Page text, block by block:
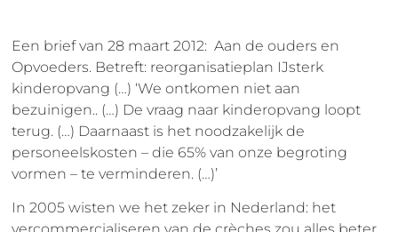
Een brief van 28 maart 2012: Aan de ouders en
Opvoeders. Betreft: reorganisatieplan IJsterk
kinderopvang (…) ‘We ontkomen niet aan
bezuinigen.. (…) De vraag naar kinderopvang loopt
terug. (…) Daarnaast is het noodzakelijk de
personeelskosten – die 65% van onze begroting
vormen – te verminderen. (…)’
In 2005 wisten we het zeker in Nederland: het